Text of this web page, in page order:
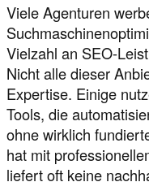
Viele Agenturen
Vielzahl an SEO-
Nicht alle dieser
Expertise. Einige
Tools, die
ohne wirklich
hat mit
liefert oft keine